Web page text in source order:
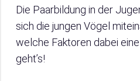
Die Paarbildung in der
sich die jungen Vögel
welche Faktoren dabei
geht’s!